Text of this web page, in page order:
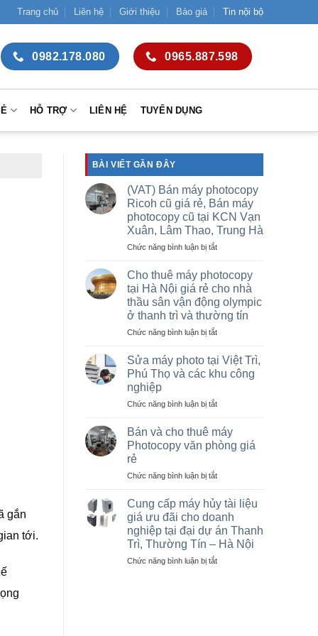
Trang chủ Liên hệ Giới thiệu Báo giá Tin nội bộ
0982.178.080 0965.887.598
HỖ TRỢ LIÊN HỆ TUYỂN DỤNG
gắn
tới.
BÀI VIẾT GẦN ĐÂY
(VAT) Bán máy photocopy
Ricoh cũ giá rẻ, Bán máy
photocopy cũ tại KCN Vạn
Xuân, Lâm Thao, Trung Hà
Chức năng bình luận bị tắtở
Bán
máy
photocopy
Ricoh
cũ
giá
Bán
máy
photocopy
tại
Vạn
Xuân,
Lâm
Trung
Cho thuê máy photocopy
tại Hà Nội giá rẻ cho nhà
thầu sân vận động olympic
ở thanh trì và thường tín
Chức năng bình luận bị tắtở
thuê
máy
photocopy
Hà
giá
rẻ
cho
thầu
vận
động
olympic
ở
thanh
trì
Sửa máy photo tại Việt Trì,
Phú Thọ và các khu công
nghiệp
Chức năng bình luận bị tắtở
máy
photo
tại
Trì,
Thọ
và
các
khu
công
nghiệp
Bán và cho thuê máy
Photocopy văn phòng giá
rẻ
Chức năng bình luận bị tắtở
cho
thuê
máy
Photocopy
văn
Cung cấp máy hủy tài liệu
giá ưu đãi cho doanh
nghiệp tại đại dự án Thanh
Trì, Thường Tín – Hà Nội
Chức năng bình luận bị tắtở